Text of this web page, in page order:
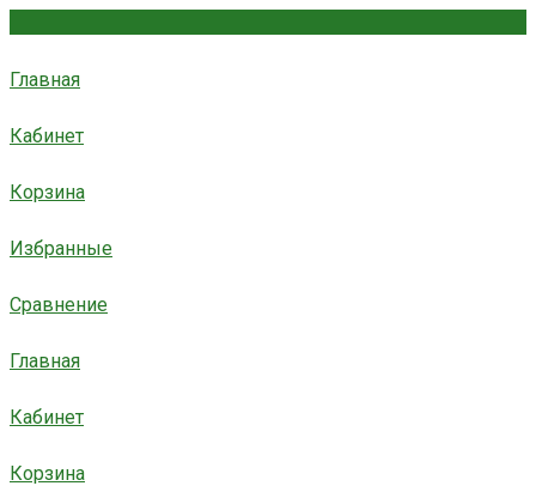
Главная
Кабинет
Корзина
Избранные
Сравнение
Главная
Кабинет
Корзина